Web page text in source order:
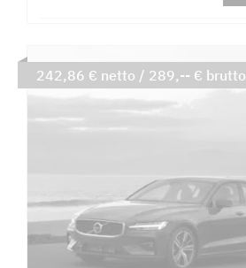
242,86 € netto / 289,-- € brutto